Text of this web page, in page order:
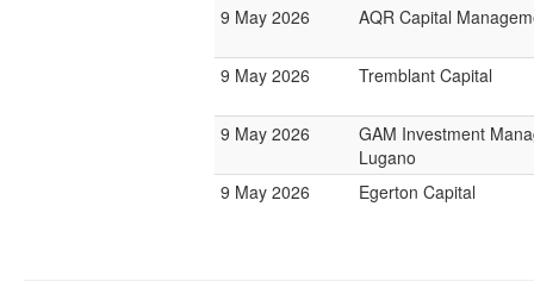
9 May 2026
AQR Capital
9 May 2026 Tremblant Capital
9 May 2026
GAM Investment
Lugano
9 May 2026
Egerton Capital